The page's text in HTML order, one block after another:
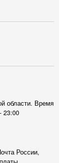
области. Время
23:00
России,